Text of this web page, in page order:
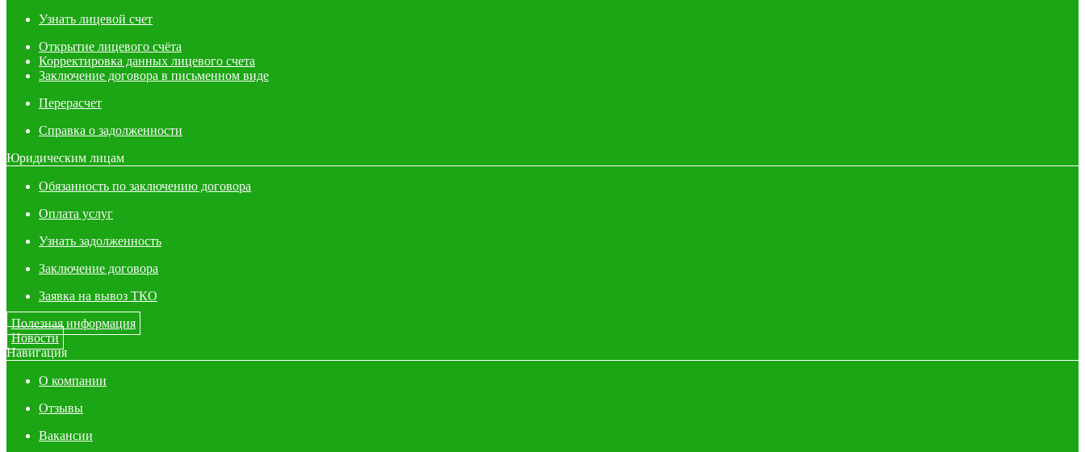
Узнать лицевой счет
Открытие лицевого счёта
Корректировка данных лицевого счета
Заключение договора в письменном виде
Перерасчет
Справка о задолженности
Юридическим лицам
Обязанность по заключению договора
Оплата услуг
Узнать задолженность
Заключение договора
Заявка на вывоз ТКО
Полезная информация
Новости
Навигация
О компании
Отзывы
Вакансии